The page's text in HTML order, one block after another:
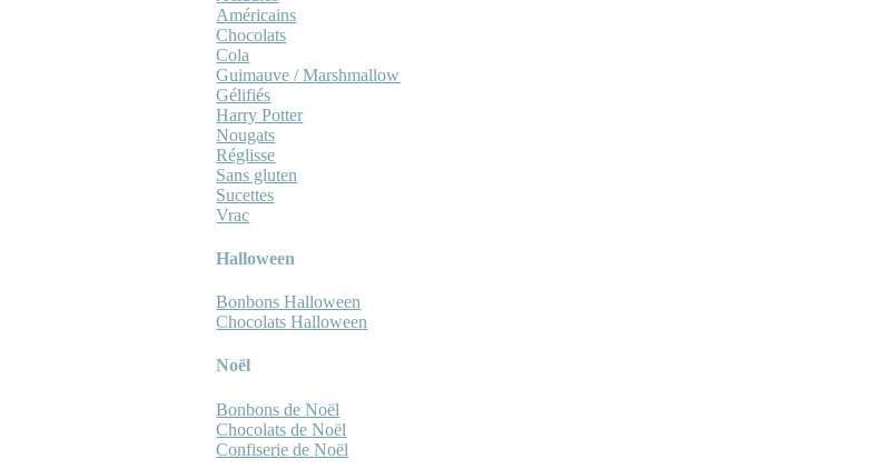
Américains
Chocolats
Cola
Guimauve / Marshmallow
Gélifiés
Harry Potter
Nougats
Réglisse
Sans gluten
Sucettes
Vrac
Halloween
Bonbons Halloween
Chocolats Halloween
Noël
Bonbons de Noël
Chocolats de Noël
Confiserie de Noël